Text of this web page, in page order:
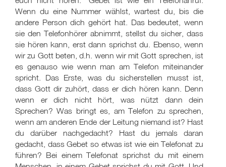
Wenn du eine Nummer wählst, wartest du, bis die
andere Person dich gehört hat. Das bedeutet, wenn
sie den Telefonhörer abnimmt, stellst du sicher, dass
sie hören kann, erst dann sprichst du. Ebenso, wenn
wir zu Gott beten, d.h. wenn wir mit Gott sprechen, ist
es genauso wie wenn man am Telefon miteinander
spricht. Das Erste, was du sicherstellen musst ist,
dass Gott dir zuhört, dass er dich hören kann. Denn
wenn er dich nicht hört, was nützt dann dein
Sprechen? Was bringt es, am Telefon zu sprechen,
wenn am anderen Ende der Leitung niemand ist? Hast
du darüber nachgedacht? Hast du jemals daran
gedacht, dass Gebet so etwas ist wie ein Telefonat zu
führen? Bei einem Telefonat sprichst du mit einem